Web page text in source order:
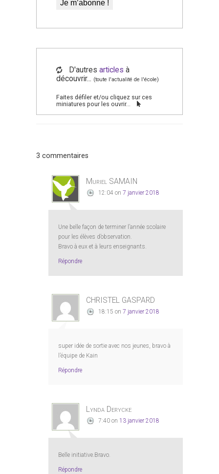
D'autres articles à
découvrir... (toute l'actualité de l'école)
Faites défiler et/ou cliquez sur ces
miniatures pour les ouvrir...
3 commentaires
Muriel SAMAIN
12:04 on 7 janvier 2018
Une belle façon de terminer l’année scolaire
pour les élèves d’observation.
Bravo à eux et à leurs enseignants.
Répondre
CHRISTEL GASPARD
18:15 on 7 janvier 2018
super idée de sortie avec nos jeunes, bravo à
l’équipe de Kain
Répondre
Lynda Derycke
7:40 on 13 janvier 2018
Belle initiative.Bravo.
Répondre